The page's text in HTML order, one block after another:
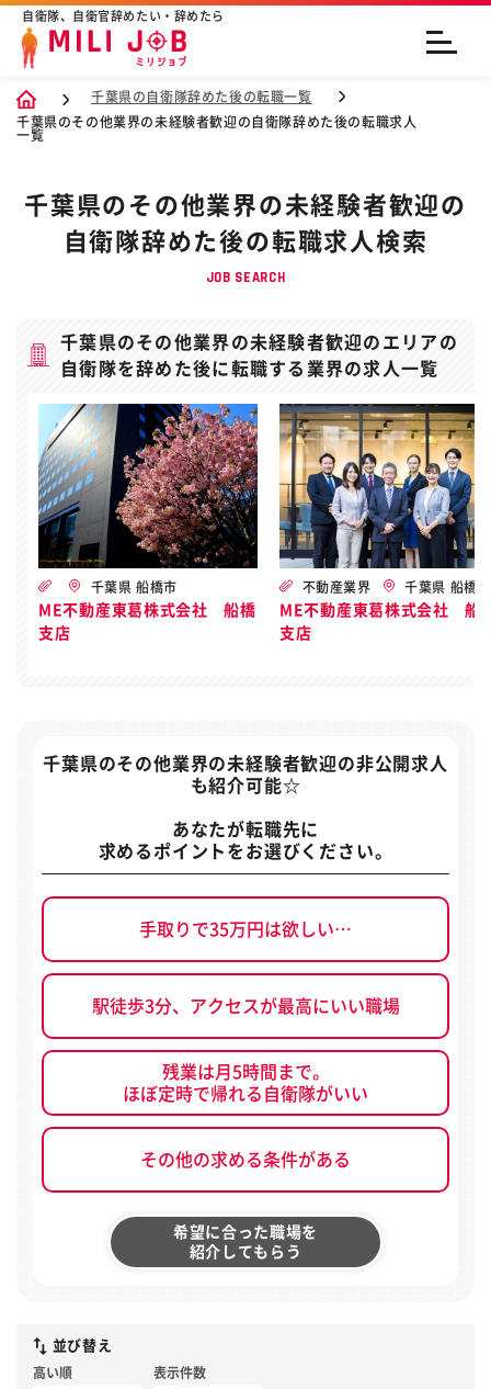
自衛隊、自衛官辞めたい・辞めたら
千葉県の自衛隊辞めた後の転職一覧
千葉県のその他業界の未経験者歓迎の自衛隊辞めた後の転職求人
一覧
千葉県のその他業界の未経験者歓迎の
自衛隊辞めた後の転職求人検索
JOB SEARCH
千葉県のその他業界の未経験者歓迎のエリアの
自衛隊を辞めた後に転職する業界の求人一覧
千葉県 船橋市
ME不動産東葛株式会社 船橋
支店
不動産業界 千葉県 船橋市
ME不動産東葛株式会社 船
支店
千葉県のその他業界の未経験者歓迎の非公開求人
も紹介可能☆
あなたが転職先に
求めるポイントをお選びください。
手取りで35万円は欲しい…
駅徒歩3分、アクセスが最高にいい職場
残業は月5時間まで。
ほぼ定時で帰れる自衛隊がいい
その他の求める条件がある
希望に合った職場を
紹介してもらう
並び替え
高い順 表示件数